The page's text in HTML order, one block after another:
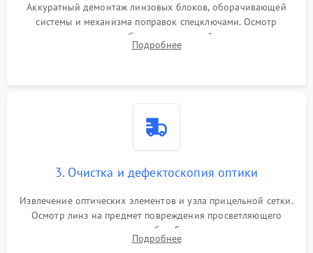
Аккуратный демонтаж линзовых блоков, оборачивающей
системы и механизма поправок спецключами. Осмотр
внутренних резьбовых соединений, пружин и
уплотнительных колец. Поиск причин люфта, смещения
Подробнее
3. Очистка и дефектоскопия оптики
Извлечение оптических элементов и узла прицельной сетки.
Осмотр линз на предмет повреждения просветляющего
покрытия или появления грибка. Бережная очистка стекол
спецрастворами. Проверка целостности гравированной
Подробнее